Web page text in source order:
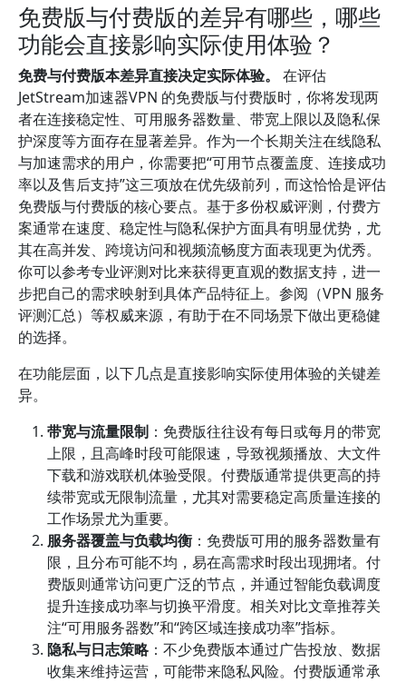
免费版与付费版的差异有哪些，哪些
功能会直接影响实际使用体验？
免费与付费版本差异直接决定实际体验。
在评估
JetStream加速器VPN 的免费版与付费版时，你将发现两
者在连接稳定性、可用服务器数量、带宽上限以及隐私保
护深度等方面存在显著差异。作为一个长期关注在线隐私
与加速需求的用户，你需要把“可用节点覆盖度、连接成功
率以及售后支持”这三项放在优先级前列，而这恰恰是评估
免费版与付费版的核心要点。基于多份权威评测，付费方
案通常在速度、稳定性与隐私保护方面具有明显优势，尤
其在高并发、跨境访问和视频流畅度方面表现更为优秀。
你可以参考专业评测对比来获得更直观的数据支持，进一
步把自己的需求映射到具体产品特征上。参阅（VPN 服务
评测汇总）等权威来源，有助于在不同场景下做出更稳健
的选择。
在功能层面，以下几点是直接影响实际使用体验的关键差
异。
带宽与流量限制 ：免费版往往设有每日或每月的带宽
上限，且高峰时段可能限速，导致视频播放、大文件
下载和游戏联机体验受限。付费版通常提供更高的持
续带宽或无限制流量，尤其对需要稳定高质量连接的
工作场景尤为重要。
服务器覆盖与负载均衡 ：免费版可用的服务器数量有
限，且分布可能不均，易在高需求时段出现拥堵。付
费版则通常访问更广泛的节点，并通过智能负载调度
提升连接成功率与切换平滑度。相关对比文章推荐关
注“可用服务器数”和“跨区域连接成功率”指标。
隐私与日志策略：不少免费版本通过广告投放、数据
收集来维持运营，可能带来隐私风险。付费版通常承